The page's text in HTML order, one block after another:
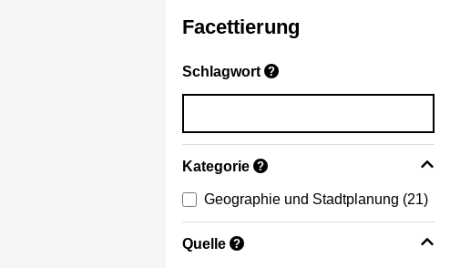
Facettierung
Schlagwort ?
Kategorie ?
Geographie und Stadtplanung (21)
Quelle ?